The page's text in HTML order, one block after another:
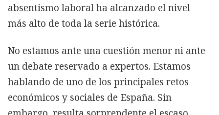
absentismo laboral ha alcanzado el nivel
más alto de toda la serie histórica.
No estamos ante una cuestión menor ni ante
un debate reservado a expertos. Estamos
hablando de uno de los principales retos
económicos y sociales de España. Sin